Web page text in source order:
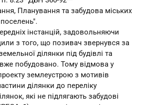
Планування та забудова міських
інстанцій, задовольняючи
з того, що позивач звернувся за
ділянки під будівлі та
побудовано. Тому відмова у
землеустрою з мотивів
ділянки до переліку
які не підлягають забудові